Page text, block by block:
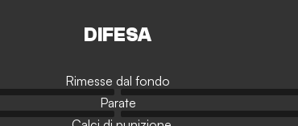
DIFESA
Rimesse dal fondo
Parate